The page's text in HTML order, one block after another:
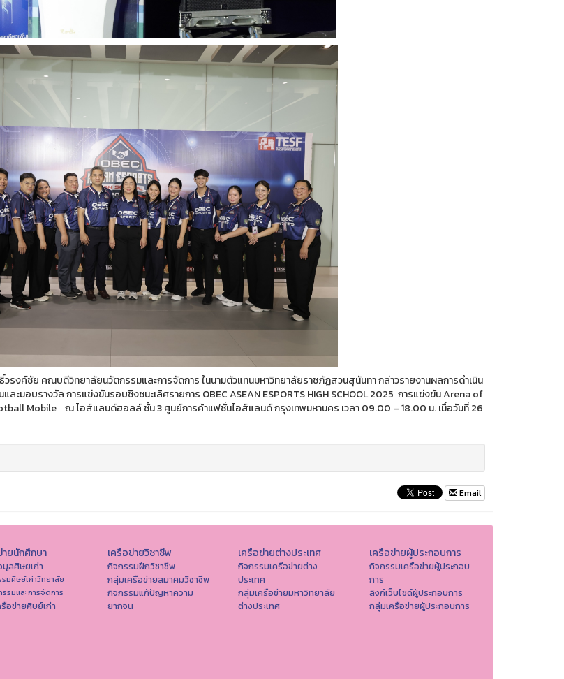
งค์ชัย คณบดีวิทยาลัยนวัตกรรมและการจัดการ ในนามตัวแทนมหาวิทยาลัยราชภัฏสวนสุนันทา กล่าวรายงานผลการดำเนิน
ละมอบรางวัล การแข่งขันรอบชิงชนะเลิศรายการ OBEC ASEAN ESPORTS HIGH SCHOOL 2025 การแข่งขัน Arena of
Mobile ณ ไอส์แลนด์ฮอลล์ ชั้น 3 ศูนย์การค้าแฟชั่นไอส์แลนด์ กรุงเทพมหานคร เวลา 09.00 – 18.00 น. เมื่อวันที่ 26
Email
ายนักศึกษา
ลศิษยเก่า
มศิษย์เก่าวิทยาลัย
รมและการจัดการ
อข่ายศิษย์เก่า
เครือข่ายวิชาชีพ
กิจกรรมฝึกวิชาชีพ
กลุ่มเครือข่ายสมาคมวิชาชีพ
กิจกรรมแก้ปัญหาความ
ยากจน
เครือข่ายต่างประเทศ
กิจกรรมเครือข่ายต่าง
ประเทศ
กลุ่มเครือข่ายมหาวิทยาลัย
ต่างประเทศ
เครือข่ายผู้ประกอบการ
กิจกรรมเครือข่ายผู้ประกอบ
การ
ลิงก์เว็บไซด์ผู้ประกอบการ
กลุ่มเครือข่ายผู้ประกอบการ